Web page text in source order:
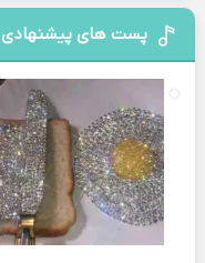
پست های پیشنهادی